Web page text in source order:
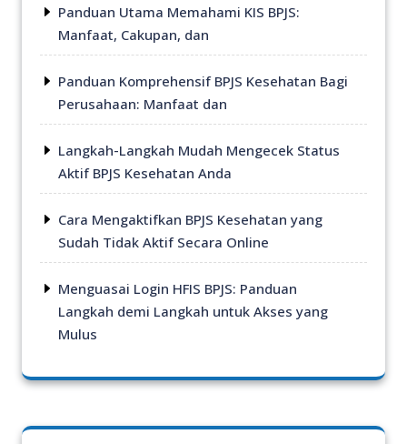
Panduan Utama Memahami KIS BPJS:
Manfaat, Cakupan, dan
Panduan Komprehensif BPJS Kesehatan Bagi
Perusahaan: Manfaat dan
Langkah-Langkah Mudah Mengecek Status
Aktif BPJS Kesehatan Anda
Cara Mengaktifkan BPJS Kesehatan yang
Sudah Tidak Aktif Secara Online
Menguasai Login HFIS BPJS: Panduan
Langkah demi Langkah untuk Akses yang
Mulus